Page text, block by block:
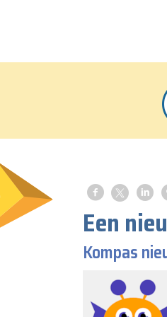
Een
Kompas